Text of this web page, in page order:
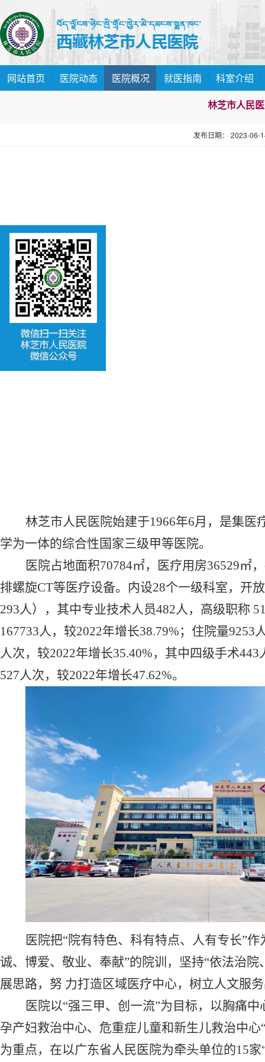
网站首页 医院动态 医院概况 就医指南
科室介绍
林芝市人民
发布日期： 2023-06-
林芝市人民医院始建于1966年6月，是集医
学为一体的综合性国家三级甲等医院。
医院占地面积70784㎡，医疗用房36529㎡，
排螺旋CT等医疗设备。 内设28个一级科室，开
293人），其中专业技术人员482人，高级职称
167733人，较2022年增长38.79%；住院量9253
人次，较2022年增长35.40%，其中四级手术
527人次，较2022年增长47.62%。
医院把“院有特色、科有特点、人有专长”
诚、博爱、敬业、奉献”的院训，坚持“依法治
展思路，努 力打造区域医疗中心，树立人文服
医院以“强三甲、创一流”为目标，以胸痛
孕产妇救治中心、危重症儿童和新生儿救治中
为重点，在以广东省人民医院为牵头单位的15